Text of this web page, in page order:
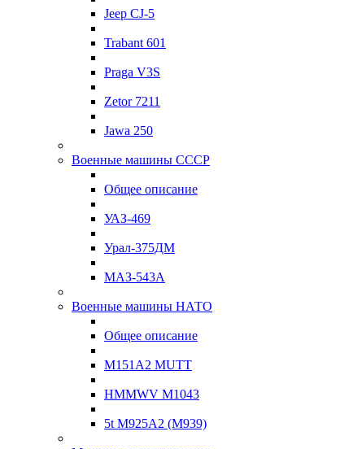
Jeep CJ-5
Trabant 601
Praga V3S
Zetor 7211
Jawa 250
Военные машины СССР
Общее описание
УАЗ-469
Урал-375ДМ
МАЗ-543А
Военные машины НАТО
Общее описание
M151A2 MUTT
HMMWV M1043
5t M925A2 (M939)